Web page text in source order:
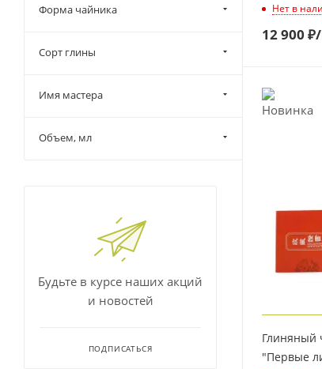
Нет в
12 900 ₽
Глиняный
"Первые
Форма чайника
Сорт глины
Имя мастера
Объем, мл
Будьте в курсе наших акций
и новостей
ПОДПИСАТЬСЯ